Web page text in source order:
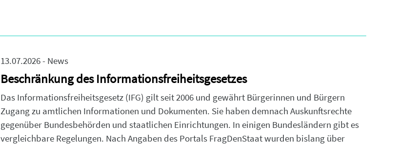
13.07.2026 - News
Beschränkung des Informationsfreiheitsgesetzes
Das Informationsfreiheitsgesetz (IFG) gilt seit 2006 und gewährt Bürgerinnen und Bürgern
Zugang zu amtlichen Informationen und Dokumenten. Sie haben demnach Auskunftsrechte
gegenüber Bundesbehörden und staatlichen Einrichtungen. In einigen Bundesländern gibt es
vergleichbare Regelungen. Nach Angaben des Portals FragDenStaat wurden bislang über